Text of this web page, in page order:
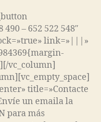
– 652 522 548″
link=»|||»
vc_column]
title=»Contacte
un emaila la
para más